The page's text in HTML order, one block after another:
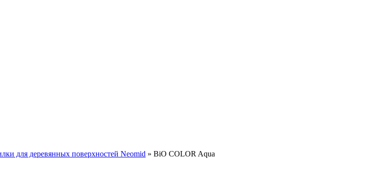
для деревянных поверхностей Neomid » BiO COLOR Aqua